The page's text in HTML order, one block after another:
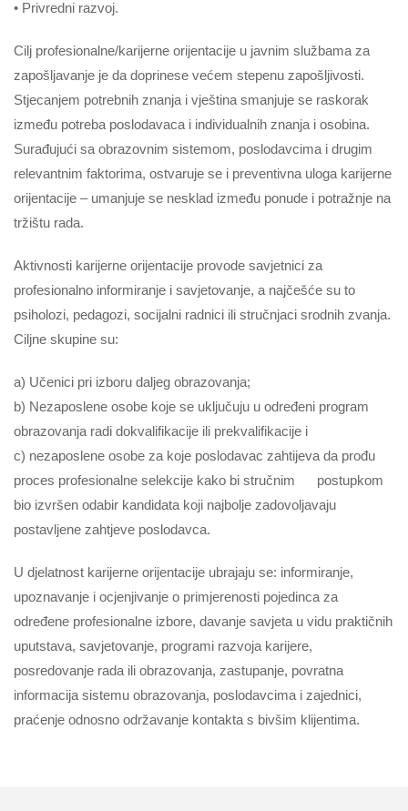
• Privredni razvoj.
Cilj profesionalne/karijerne orijentacije u javnim službama za
zapošljavanje je da doprinese većem stepenu zapošljivosti.
Stjecanjem potrebnih znanja i vještina smanjuje se raskorak
između potreba poslodavaca i individualnih znanja i osobina.
Surađujući sa obrazovnim sistemom, poslodavcima i drugim
relevantnim faktorima, ostvaruje se i preventivna uloga karijerne
orijentacije – umanjuje se nesklad između ponude i potražnje na
tržištu rada.
Aktivnosti karijerne orijentacije provode savjetnici za
profesionalno informiranje i savjetovanje, a najčešće su to
psiholozi, pedagozi, socijalni radnici ili stručnjaci srodnih zvanja.
Ciljne skupine su:
a) Učenici pri izboru daljeg obrazovanja;
b) Nezaposlene osobe koje se uključuju u određeni program
obrazovanja radi dokvalifikacije ili prekvalifikacije i
c) nezaposlene osobe za koje poslodavac zahtijeva da prođu
proces profesionalne selekcije kako bi stručnim postupkom
bio izvršen odabir kandidata koji najbolje zadovoljavaju
postavljene zahtjeve poslodavca.
U djelatnost karijerne orijentacije ubrajaju se: informiranje,
upoznavanje i ocjenjivanje o primjerenosti pojedinca za
određene profesionalne izbore, davanje savjeta u vidu praktičnih
uputstava, savjetovanje, programi razvoja karijere,
posredovanje rada ili obrazovanja, zastupanje, povratna
informacija sistemu obrazovanja, poslodavcima i zajednici,
praćenje odnosno održavanje kontakta s bivšim klijentima.